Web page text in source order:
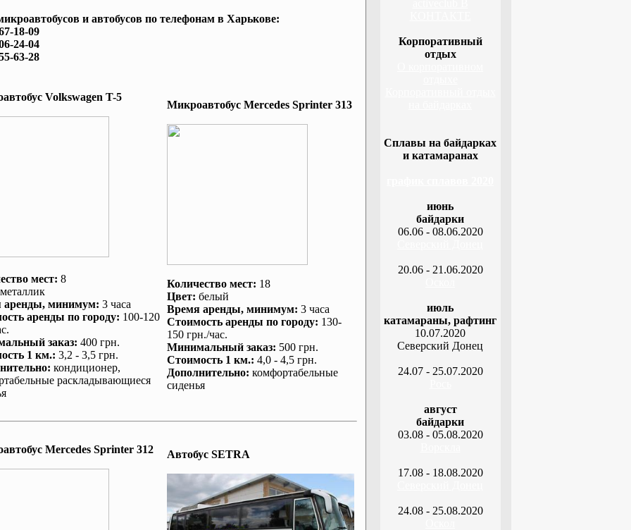
и автобусов по телефонам в Харькове:
18-09
24-04
63-28
Volkswagen T-5
мест: 8
металлик
аренды, минимум: 3 часа
аренды по городу: 100-120
заказ: 400 грн.
1 км.: 3,2 - 3,5 грн.
: кондиционер,
раскладывающиеся
Микроавтобус Mеrcedes Sprinter 313
Количество мест: 18
Цвет: белый
Время аренды, минимум: 3 часа
Стоимость аренды по городу: 130-
150 грн./час.
Минимальный заказ: 500 грн.
Стоимость 1 км.: 4,0 - 4,5 грн.
Дополнительно: комфортабельные
сиденья
Mеrcedes Sprinter 312 Автобус SETRA
Корпоративный
отдых
Сплавы на байдарках
и катамаранах
июнь
байдарки
06.06 - 08.06.2020
20.06 - 21.06.2020
июль
катамараны, рафтинг
10.07.2020
Северский Донец
24.07 - 25.07.2020
август
байдарки
03.08 - 05.08.2020
17.08 - 18.08.2020
24.08 - 25.08.2020